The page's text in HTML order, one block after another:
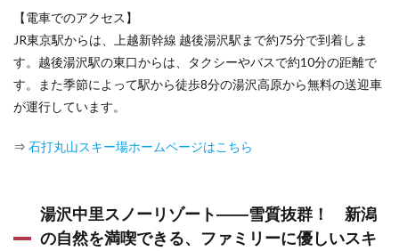
い！
富士山
を望
む、開
放感あ
ふれる
スキー
おす
日帰
【電車でのアクセス】
JR東京駅からは、上越新幹線 越後湯沢駅まで約75分で到着しま
す。越後湯沢駅の東口からは、タクシーやバスで約10分の距離で
す。また季節によって駅から徒歩8分の湯沢高原から無料の送迎車
が運行しています。
⇒ 石打丸山スキー場ホームページはこちら
湯沢中里スノーリゾート――雪質抜群！ 新潟
の自然を満喫できる、ファミリーに優しいスキ